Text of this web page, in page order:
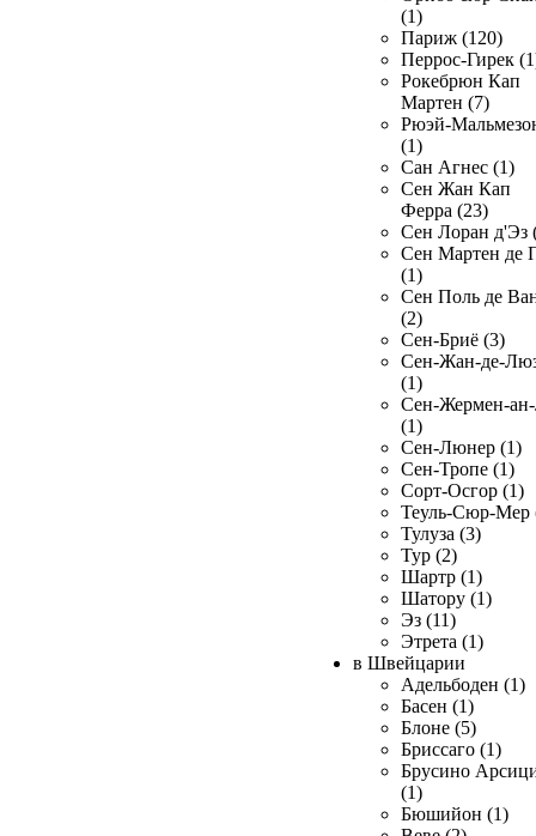
(1)
Париж (120)
Перрос-Гирек
Рокебрюн Кап
Мартен (7)
Рюэй-
(1)
Сан Агнес (1)
Сен Жан Кап
Ферра (23)
Сен Лоран д'Эз
Сен Мартен де
(1)
Сен Поль де
(2)
Сен-Бриё (3)
Сен-Жан-де-
(1)
Сен-Жермен-
(1)
Сен-Люнер (1)
Сен-Тропе (1)
Сорт-Осгор (1)
Теуль-Сюр-Мер
Тулуза (3)
Тур (2)
Шартр (1)
Шатору (1)
Эз (11)
Этрета (1)
в Швейцарии
Адельбоден (1)
Басен (1)
Блоне (5)
Бриссаго (1)
Брусино
(1)
Бюшийон (1)